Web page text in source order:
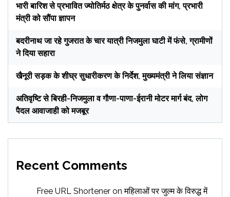
भारी बारिश से प्रभावित ज्योतिर्मठ क्षेत्र के पुनर्वास की मांग, प्रभारी
मंत्री को सौंपा ज्ञापन
बदरीनाथ जा रहे गुजरात के चार यात्री निजमुला घाटी में फंसे, ग्रामीणों
ने दिया सहारा
खैनूरी सड़क के शीघ्र सुधारीकरण के निर्देश, मुख्यमंत्री ने लिया संज्ञान
अतिवृष्टि से बिरही-निजमुला व गौणा-पाणा-ईरानी मोटर मार्ग बंद, लोग
पैदल आवाजाही को मजबूर
Recent Comments
Free URL Shortener onमहिलाओं पर जुल्म के विरुद्ध में